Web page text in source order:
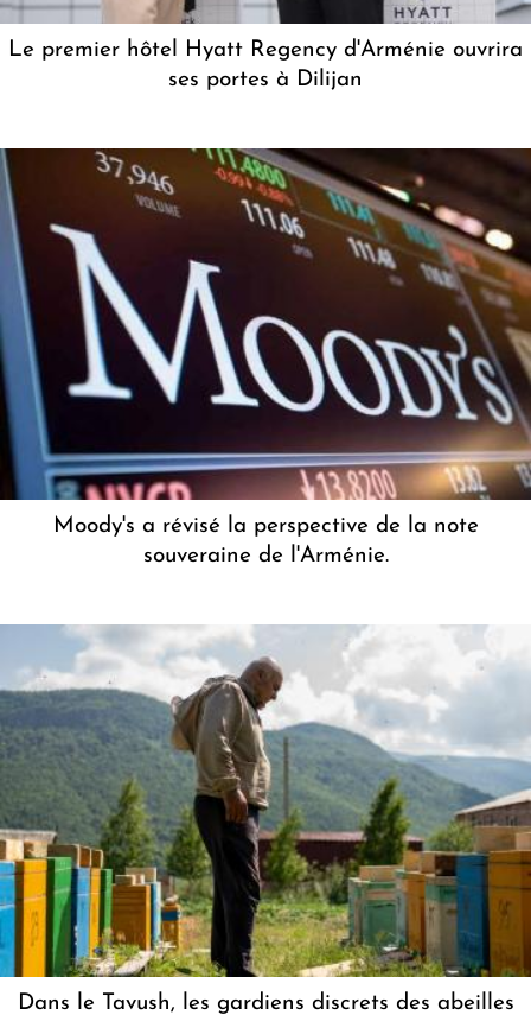
Le premier hôtel Hyatt Regency d'Arménie ouvrira
ses portes à Dilijan
Moody's a révisé la perspective de la note
souveraine de l'Arménie.
Dans le Tavush, les gardiens discrets des abeilles